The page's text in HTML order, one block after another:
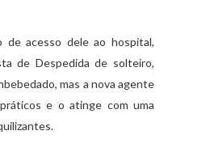
de acesso dele ao hospital,
de Despedida de solteiro,
mas a nova agente
e o atinge com uma